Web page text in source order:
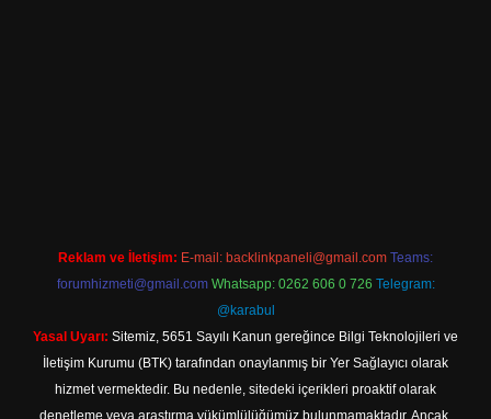
Reklam ve İletişim: E-mail: backlinkpaneli@gmail.com Teams:
forumhizmeti@gmail.com Whatsapp: 0262 606 0 726 Telegram:
@karabul
Yasal Uyarı: Sitemiz, 5651 Sayılı Kanun gereğince Bilgi Teknolojileri ve
İletişim Kurumu (BTK) tarafından onaylanmış bir Yer Sağlayıcı olarak
hizmet vermektedir. Bu nedenle, sitedeki içerikleri proaktif olarak
denetleme veya araştırma yükümlülüğümüz bulunmamaktadır. Ancak,